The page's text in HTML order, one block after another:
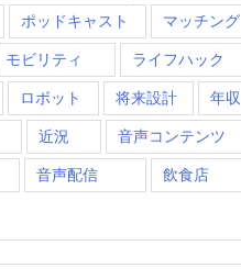
ポッドキャスト マッチング
モビリティ ライフハック
ロボット 将来設計 年収
近況 音声コンテンツ
音声配信 飲食店